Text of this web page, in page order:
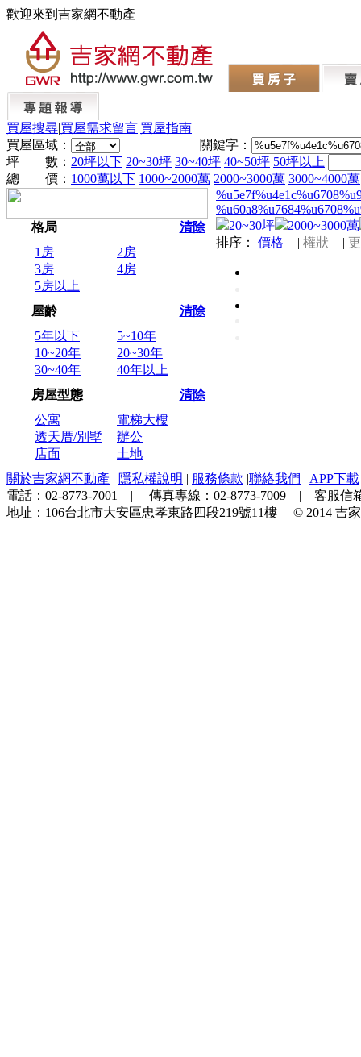
歡迎來到吉家網不動產
買屋搜尋|買屋需求留言|買屋指南
買屋區域：
關鍵字：
坪 數： 20坪以下 20~30坪 30~40坪 40~50坪 50坪以上
總 價： 1000萬以下 1000~2000萬 2000~3000萬 3000~4000萬
格局
清除
1房
2房
3房
4房
5房以上
屋齡
清除
5年以下
5~10年
10~20年
20~30年
30~40年
40年以上
房屋型態
清除
公寓
電梯大樓
透天厝/別墅
辦公
店面
土地
20~30坪
2000~3000萬
排序： 價格 | 權狀 |
關於吉家網不動產 | 隱私權說明 | 服務條款 |聯絡我們 | APP下載
電話： 02-8773-7001 | 傳真專線： 02-8773-7009 | 客服信
地址： 106台北市大安區忠孝東路四段219號11樓 © 2014 吉